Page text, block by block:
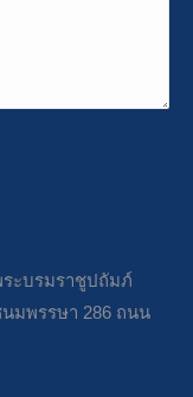
ะบรมราชูปถัมภ์
มพรรษา 286 ถนน